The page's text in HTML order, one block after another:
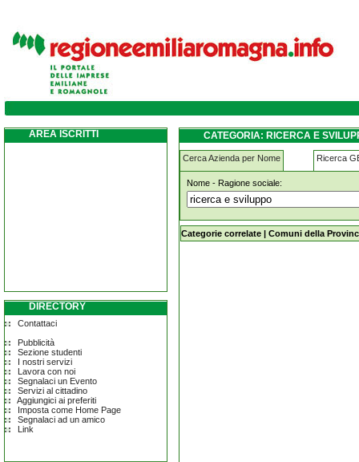
ricerca-e-sviluppo monterenzio
AREA ISCRITTI
DIRECTORY
Contattaci
Pubblicità
Sezione studenti
I nostri servizi
Lavora con noi
Segnalaci un Evento
Servizi al cittadino
Aggiungici ai preferiti
Imposta come Home Page
Segnalaci ad un amico
Link
CATEGORIA: RICERCA E
Cerca Azienda per Nome Ricerca
Nome - Ragione sociale:
ricerca-e-sviluppo monterenzio
Categorie correlate | Comuni della